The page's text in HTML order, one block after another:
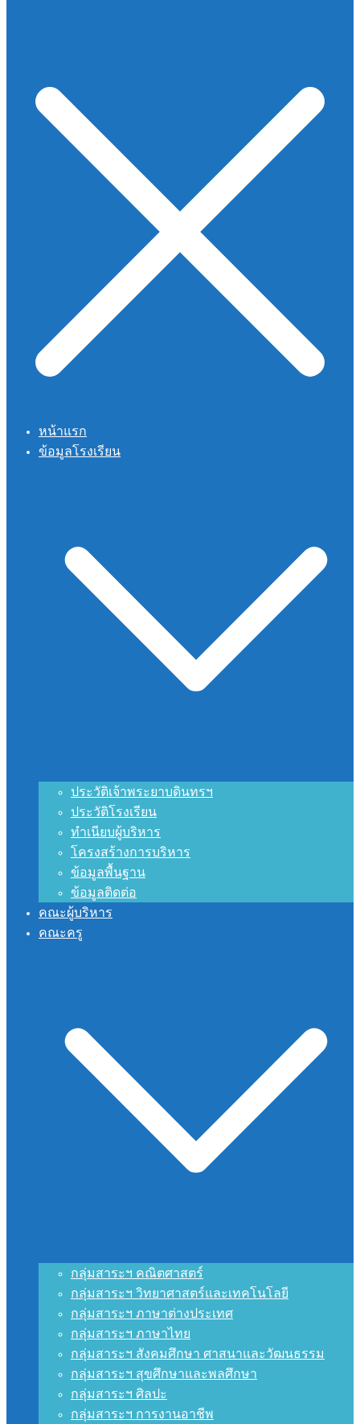
หน้าแรก
ข้อมูลโรงเรียน
ประวัติเจ้าพระยาบดินทรฯ
ประวัติโรงเรียน
ทำเนียบผู้บริหาร
โครงสร้างการบริหาร
ข้อมูลพื้นฐาน
ข้อมูลติดต่อ
คณะผู้บริหาร
คณะครู
กลุ่มสาระฯ คณิตศาสตร์
กลุ่มสาระฯ วิทยาศาสตร์และเทคโนโลยี
กลุ่มสาระฯ ภาษาต่างประเทศ
กลุ่มสาระฯ ภาษาไทย
กลุ่มสาระฯ สังคมศึกษา ศาสนาและวัฒนธรรม
กลุ่มสาระฯ สุขศึกษาและพลศึกษา
กลุ่มสาระฯ ศิลปะ
กลุ่มสาระฯ การงานอาชีพ